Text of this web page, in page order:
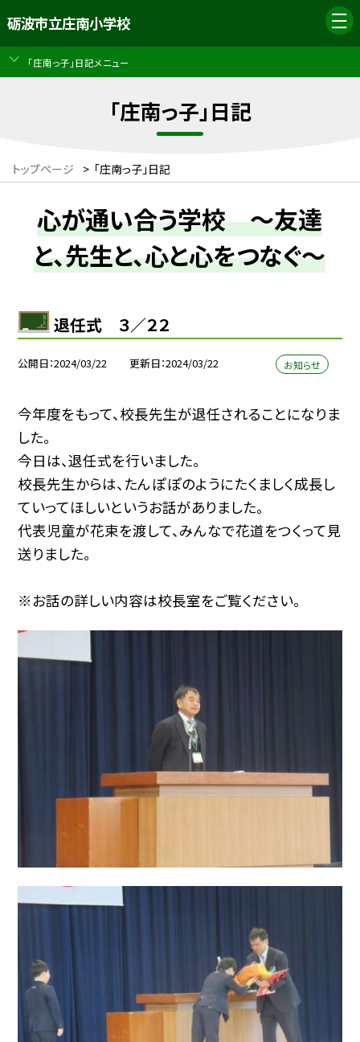
砺波市立庄南小学校
「庄南っ子」日記メニュー
「庄南っ子」日記
トップページ > 「庄南っ子」日記
心が通い合う学校 ～友達
と、先生と、心と心をつなぐ～
退任式 ３／２２
公開日 2024/03/22 更新日 2024/03/22 お知らせ
今年度をもって、校長先生が退任されることになりま
した。
今日は、退任式を行いました。
校長先生からは、たんぽぽのようにたくましく成長し
ていってほしいというお話がありました。
代表児童が花束を渡して、みんなで花道をつくって見
送りました。
※お話の詳しい内容は校長室をご覧ください。